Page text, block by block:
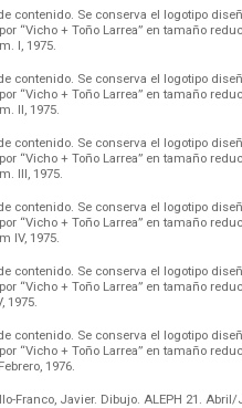
contenido. Se conserva el logotipo
“Vicho + Toño Larrea” en tamaño
I, 1975.
contenido. Se conserva el logotipo
“Vicho + Toño Larrea” en tamaño
II, 1975.
contenido. Se conserva el logotipo
“Vicho + Toño Larrea” en tamaño
III, 1975.
contenido. Se conserva el logotipo
“Vicho + Toño Larrea” en tamaño
IV, 1975.
contenido. Se conserva el logotipo
“Vicho + Toño Larrea” en tamaño
1975.
contenido. Se conserva el logotipo
“Vicho + Toño Larrea” en tamaño
1976.
Franco, Javier. Dibujo. ALEPH 21. Abril/